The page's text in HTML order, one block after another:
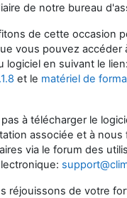
de notre bureau
de cette occasion
vous pouvez accéder
logiciel en suivant le lien:
et le matériel de
à télécharger le
associée et à nous
via le forum des
réjouissons de votre